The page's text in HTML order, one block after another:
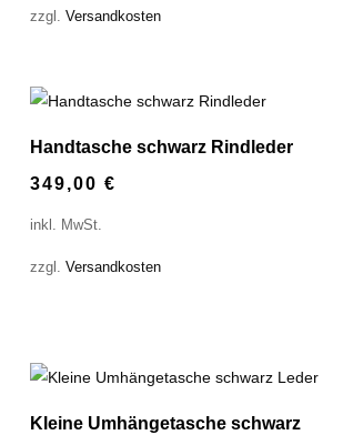
zzgl. Versandkosten
Handtasche schwarz Rindleder
349,00 €
inkl. MwSt.
zzgl. Versandkosten
Kleine Umhängetasche schwarz